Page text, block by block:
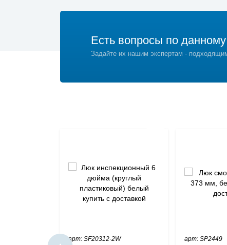
Есть вопросы по
Задайте их нашим экспертам -
арт: SF20312-2W арт: SP2449